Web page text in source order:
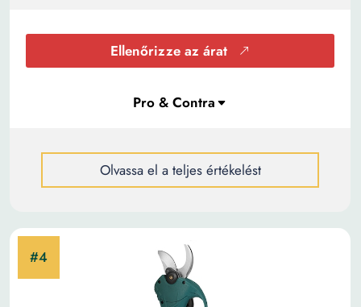
Ellenőrizze az árat
Olvassa el a teljes értékelést